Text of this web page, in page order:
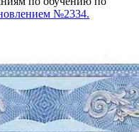
№2334.